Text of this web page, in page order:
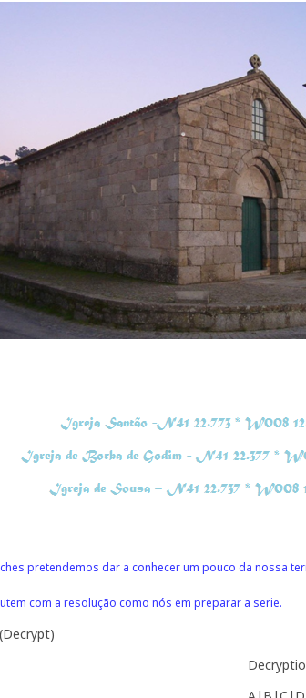
pretendemos dar a conhecer um pouco da nossa
com a resolução como nós em preparar a serie.
(Decrypt)